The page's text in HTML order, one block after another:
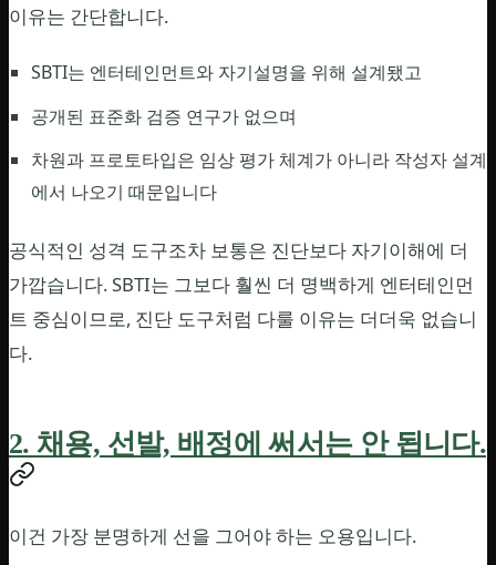
이유는 간단합니다.
SBTI는 엔터테인먼트와 자기설명을 위해 설계됐고
공개된 표준화 검증 연구가 없으며
차원과 프로토타입은 임상 평가 체계가 아니라 작성자 설계
에서 나오기 때문입니다
공식적인 성격 도구조차 보통은 진단보다 자기이해에 더
가깝습니다. SBTI는 그보다 훨씬 더 명백하게 엔터테인먼
트 중심이므로, 진단 도구처럼 다룰 이유는 더더욱 없습니
다.
2. 채용, 선발, 배정에 써서는 안 됩니다.
이건 가장 분명하게 선을 그어야 하는 오용입니다.